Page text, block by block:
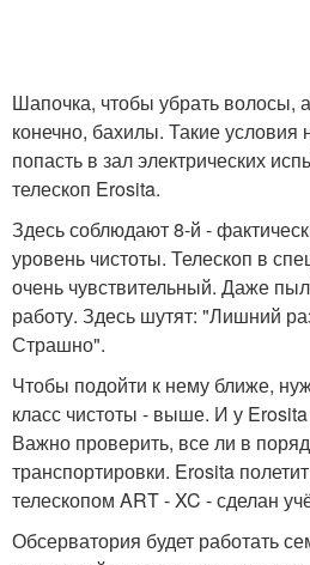
Шапочка, чтобы убрать волосы,
конечно, бахилы. Такие
попасть в зал электрических
телескоп Erosita.
Здесь соблюдают 8-й -
уровень чистоты. Телескоп в
очень чувствительный. Даже
работу. Здесь шутят: "Лишний
Страшно".
Чтобы подойти к нему ближе,
класс чистоты - выше. И у
Важно проверить, все ли в
транспортировки. Erosita
телескопом ART - XC - сделан
Обсерватория будет работать